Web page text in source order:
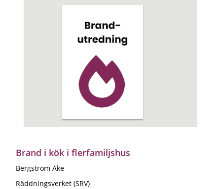
Brand i kök i flerfamiljshus
Bergström Åke
Räddningsverket (SRV)